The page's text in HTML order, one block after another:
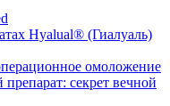
Hyalual® (Гиалуаль)
омоложение
секрет вечной